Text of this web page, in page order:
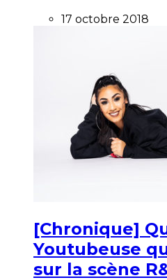
17 octobre 2018
[Chronique]
Youtubeuse
sur la scène